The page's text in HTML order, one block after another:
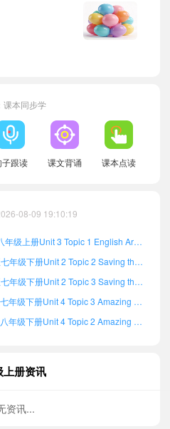
课本同步学
子跟读 课文背诵 课本点读
08-09 19:10:19
八年级下册Unit 1 Review单词
仁爱科普版八年级上册Unit 3 Topic 1 English Around the World单词
仁爱科普版七年级下册Unit 2 Topic 2 Saving the Earth单词
仁爱科普版七年级下册Unit 2 Topic 3 Saving the Earth单词
仁爱科普版七年级下册Unit 4 Topic 3 Amazing Science单词
仁爱科普版八年级下册Unit 4 Topic 2 Amazing Science单词
上册资讯
资讯...